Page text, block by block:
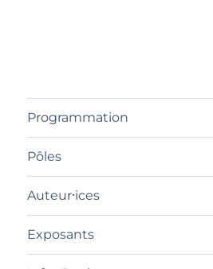
Programmation
Pôles
Auteur⸱ices
Exposants